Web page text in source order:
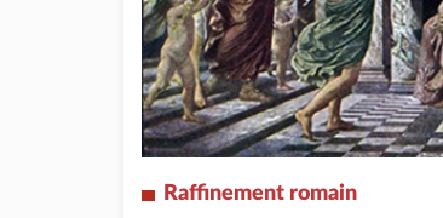
Raffinement romain